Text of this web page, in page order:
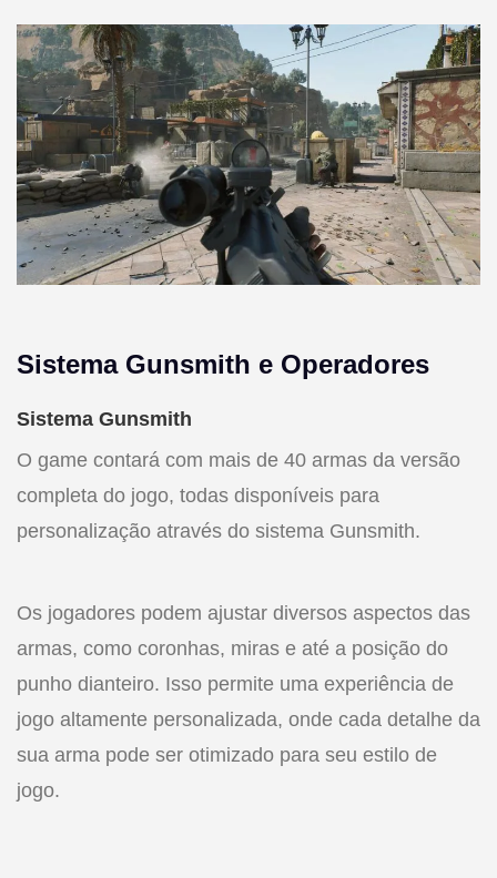
Sistema Gunsmith e Operadores
Sistema Gunsmith
O game contará com mais de 40 armas da versão
completa do jogo, todas disponíveis para
personalização através do sistema Gunsmith.
Os jogadores podem ajustar diversos aspectos das
armas, como coronhas, miras e até a posição do
punho dianteiro. Isso permite uma experiência de
jogo altamente personalizada, onde cada detalhe da
sua arma pode ser otimizado para seu estilo de
jogo.